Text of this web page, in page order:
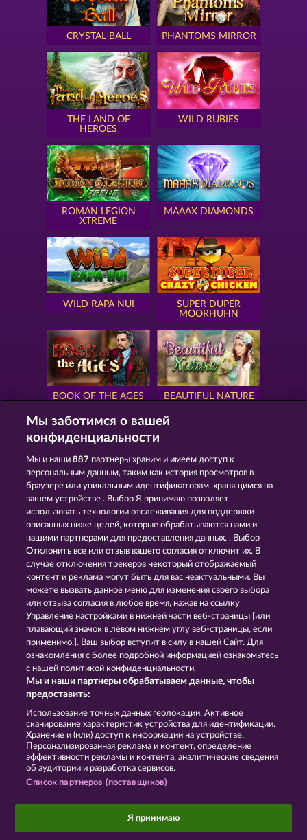
CRYSTAL BALL PHANTOMS MIRROR
THE LAND OF
HEROES
WILD RUBIES
ROMAN LEGION
XTREME
MAAAX DIAMONDS
WILD RAPA NUI
SUPER DUPER
MOORHUHN
BOOK OF THE AGES BEAUTIFUL NATURE
SIMPLY THE BEST ROYAL SEVEN
GOLDEN EI OF
MOORHUHN
FOREVER
DIAMONDS
Показать все игры
Правила КОНФИДЕНЦИАЛЬНОСТЬ
О компании Компания
Отправить Запрос об Отказе
Данный портал предназначен исключительно
для развлекательных целей и абсолютно не
Мы заботимся о вашей
конфиденциальности
Мы и наши887 партнеры храним и имеем доступ к
персональным данным, таким как история просмотров в
браузере или уникальным идентификаторам, хранящимся на
вашем устройстве . Выбор Я принимаю позволяет
использовать технологии отслеживания для поддержки
описанных ниже целей, которые обрабатываются нами и
нашими партнерами для предоставления данных. . Выбор
Отклонить все или отзыв вашего согласия отключит их. В
случае отключения трекеров некоторый отображаемый
контент и реклама могут быть для вас неактуальными. Вы
можете вызвать данное меню для изменения своего выбора
или отзыва согласия в любое время, нажав на ссылку
Управление настройками в нижней части веб-страницы [или
плавающий значок в левом нижнем углу веб-страницы, если
применимо.]. Ваш выбор вступит в силу в нашей Сайт. Для
ознакомления с более подробной информацией ознакомьтесь
с нашей политикой конфиденциальности.
Мы и наши партнеры обрабатываем данные, чтобы
предоставить:
Использование точных данных геолокации. Активное
сканирование характеристик устройства для идентификации.
Хранение и (или) доступ к информации на устройстве.
Персонализированная реклама и контент, определение
эффективности рекламы и контента, аналитические сведения
об аудитории и разработка сервисов.
Список партнеров (поставщиков)
Я принимаю